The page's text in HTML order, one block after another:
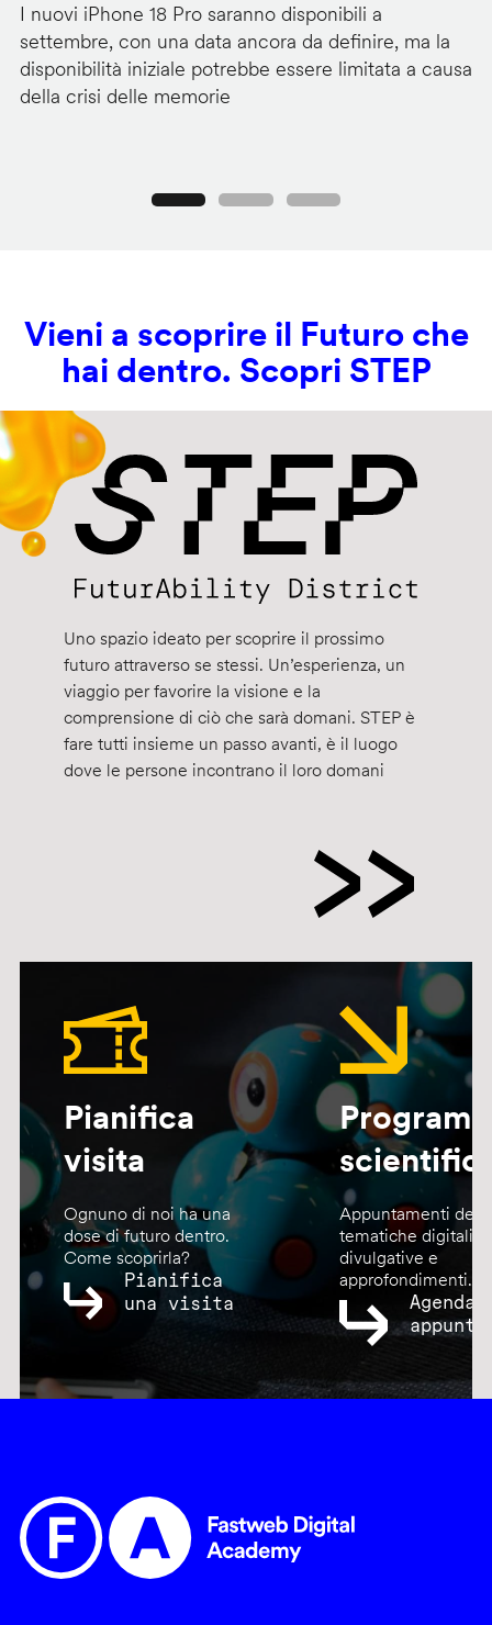
I nuovi iPhone 18 Pro saranno disponibili a
settembre, con una data ancora da definire, ma la
disponibilità iniziale potrebbe essere limitata a causa
della crisi delle memorie
Vieni a scoprire il Futuro che
hai dentro. Scopri STEP
Uno spazio ideato per scoprire il prossimo
futuro attraverso se stessi. Un’esperienza, un
viaggio per favorire la visione e la
comprensione di ciò che sarà domani. STEP è
fare tutti insieme un passo avanti, è il luogo
dove le persone incontrano il loro domani
Pianifica
visita
Ognuno di noi ha una
dose di futuro dentro.
Come scoprirla?
Pianifica
una visita
Appuntamenti
tematiche digitali,
divulgative e
approfondimenti.
Agenda